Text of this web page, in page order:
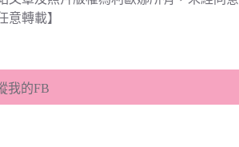
意轉載】
我的FB